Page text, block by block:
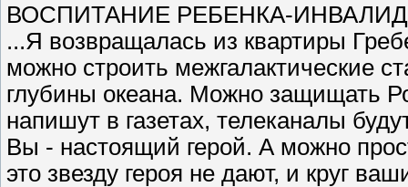
ВОСПИТАНИЕ РЕБЕНКА-
...Я возвращалась из квартиры
можно строить межгалактические
глубины океана. Можно защищать
напишут в газетах, телеканалы
Вы - настоящий герой. А можно
это звезду героя не дают, и круг